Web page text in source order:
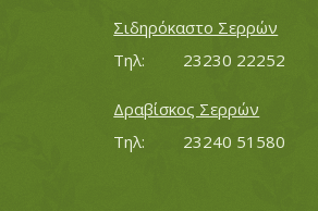
Σιδηρόκαστο Σερρών
Τηλ:		23230 22252
Δραβίσκος Σερρών
Τηλ:		23240 51580